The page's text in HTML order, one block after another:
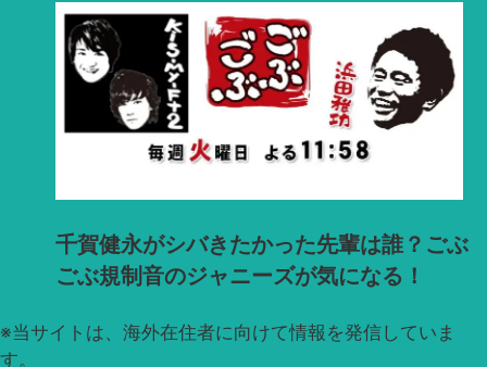
千賀健永がシバきたかった先輩は誰？ごぶ
ごぶ規制音のジャニーズが気になる！
※当サイトは、海外在住者に向けて情報を発信していま
す。